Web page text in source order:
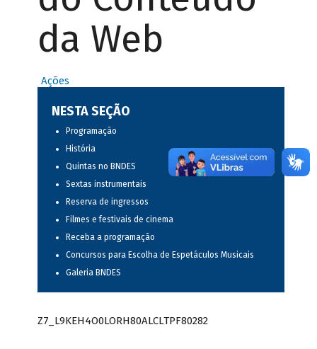
da Web
Ações
NESTA SEÇÃO
Programação
História
Quintas no BNDES
Sextas instrumentais
Reserva de ingressos
Filmes e festivais de cinema
Receba a programação
Concursos para Escolha de Espetáculos Musicais
Galeria BNDES
Z7_L9KEH4O0LORH80ALCLTPF80282